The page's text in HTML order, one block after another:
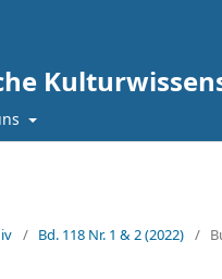
/ Bd. 118 Nr. 1 & 2 (2022) /